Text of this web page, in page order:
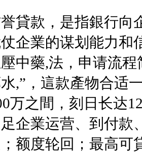
貸款，是指銀行向
企業的谋划能力和
中藥,法，申请流
,”，這款產物合适
万之間，刻日长达
企業运营、到付款
额度轮回；最高可